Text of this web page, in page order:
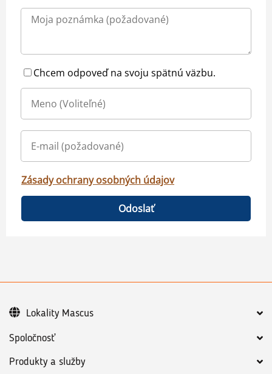
Chcem odpoveď na svoju spätnú väzbu.
Zásady ochrany osobných údajov
Odoslať
Spoločnosť
Produkty a služby
Lokality Mascus